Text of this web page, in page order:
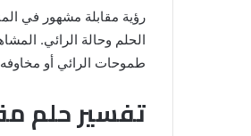
رؤية مقابلة مشهور في
الحلم وحالة الرائي.
طموحات الرائي أو
تفسير حلم